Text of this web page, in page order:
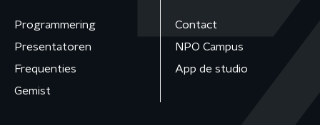
Programmering
Presentatoren
Frequenties
Gemist
Contact
NPO Campus
App de studio